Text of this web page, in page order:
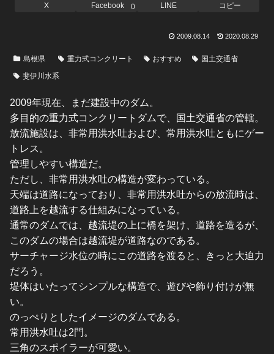
X Facebook 0 LINE コピー
2009.08.14 2020.08.29
島根県 重力式コンクリート おすすめ
国土交通省
斐伊川水系
2009年現在、まだ建設中のダム。
多目的の重力式コンクリートダムで、国土交通省の管轄。
放流施設は、非常用洪水吐および、常用洪水吐ともにゲー
トレス。
管理しやすい構造だ。
ただし、非常用洪水吐の構造が変わっている。
天端は道路になっており、非常用洪水吐からの放流時は、
道路上を越流する仕組みになっている。
通常のダムでは、越流堤の上に橋を架け、道路を造るが、
このダムの場合は越流堤が道路なのである。
サーチャージ水位の時にこの道路を渡ると、きっと大迫力
だろう。
堤体はいたってシンプルな構造で、遊びや飾り付けが無
い。
のっぺりとしたイメージのダムである。
常用洪水吐は2門。
三角のスポイラーが可愛い。